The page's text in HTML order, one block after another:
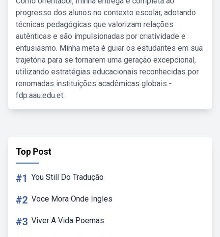
progresso dos alunos no contexto escolar, adotando
técnicas pedagógicas que valorizam relações
autênticas e são impulsionadas por criatividade e
entusiasmo. Minha meta é guiar os estudantes em sua
trajetória para se tornarem uma geração excepcional,
utilizando estratégias educacionais reconhecidas por
renomadas instituições acadêmicas globais -
fdp.aau.edu.et.
Top Post
#1 You Still Do Tradução
#2 Voce Mora Onde Ingles
#3 Viver A Vida Poemas